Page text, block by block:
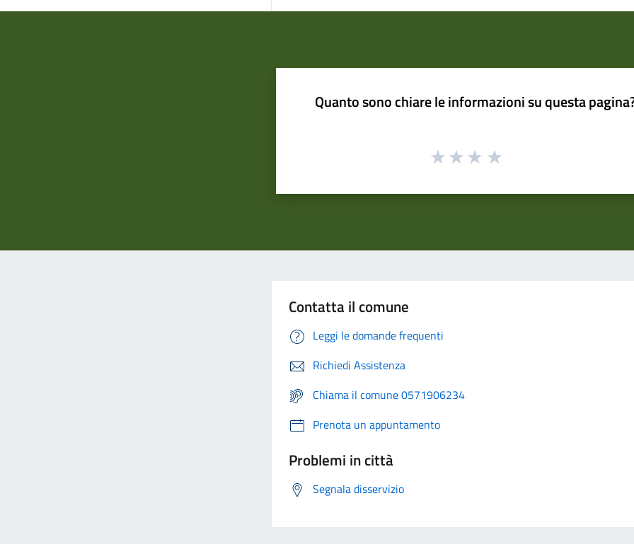
Quanto sono chiare le informazioni su questa
Contatta il comune
Leggi le domande frequenti
Richiedi Assistenza
Chiama il comune 0571906234
Prenota un appuntamento
Problemi in città
Segnala disservizio